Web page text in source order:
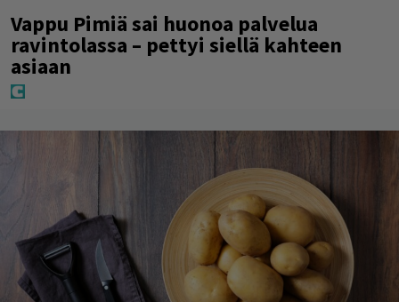
Vappu Pimiä sai huonoa palvelua
ravintolassa – pettyi siellä kahteen
asiaan